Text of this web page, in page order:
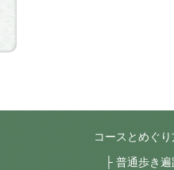
コースとめぐ
普通歩き